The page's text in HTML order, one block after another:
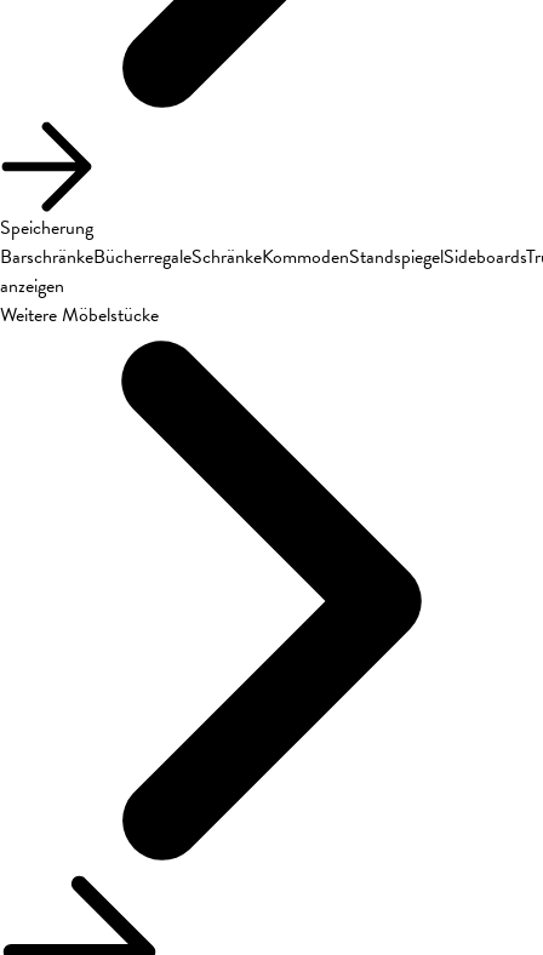
Speicherung
BarschränkeBücherregaleSchränkeKommodenStandspiegelSideboards
anzeigen
Weitere Möbelstücke